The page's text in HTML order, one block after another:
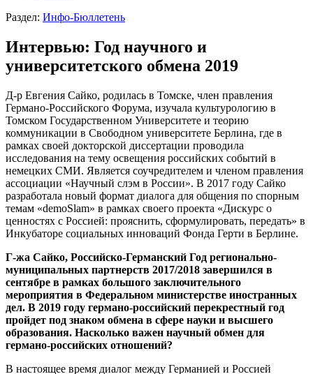
Раздел: Инфо-Бюллетень
Интервью: Год научного и
университетского обмена 2019
Д-р Евгения Сайко, родилась в Томске, член правления
Германо-Российского Форума, изучала культурологию в
Томском Государственном Университете и теорию
коммуникации в Свободном университете Берлина, где в
рамках своей докторской диссертации проводила
исследования на тему освещения российских событий в
немецких СМИ. Является соучредителем и членом правления
ассоциации «Научный слэм в России». В 2017 году Сайко
разработала новый формат диалога для общения по спорным
темам «demoSlam» в рамках своего проекта «Дискурс о
ценностях с Россией: прояснить, сформулировать, передать» в
Инкубаторе социальных инноваций Фонда Герти в Берлине.
Г-жа Сайко, Российско-Германский Год регионально-
муниципальных партнерств 2017/2018 завершился в
сентябре в рамках большого заключительного
мероприятия в Федеральном министерстве иностранных
дел. В 2019 году германо-российский перекрестный год
пройдет под знаком обмена в сфере науки и высшего
образования. Насколько важен научный обмен для
германо-российских отношений?
В настоящее время диалог между Германией и Россией